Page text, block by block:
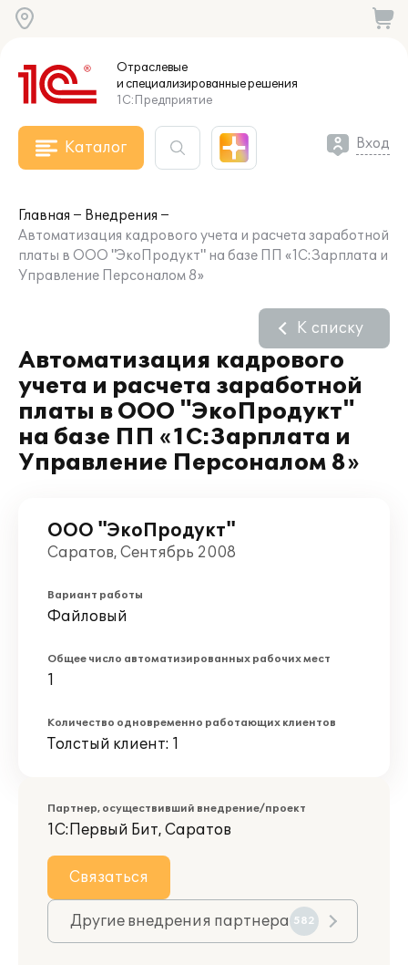
Отраслевые
и специализированныерешения
1С:Предприятие
Каталог Вход
Главная
Внедрения
Автоматизация кадрового учета и расчета заработной
платы в ООО "ЭкоПродукт" на базе ПП «1С:Зарплата и
Управление Персоналом 8»
Автоматизация кадрового
учета и расчета заработной
платы в ООО "ЭкоПродукт"
на базе ПП «1С:Зарплата и
Управление Персоналом 8»
К списку
ООО "ЭкоПродукт"
Саратов, Сентябрь 2008
Вариант работы
Файловый
Общее число автоматизированных рабочих мест
1
Количество одновременно работающих клиентов
Толстый клиент: 1
Партнер, осуществивший внедрение/проект
1С:Первый Бит, Саратов
Связаться
Другие внедрения партнера 582